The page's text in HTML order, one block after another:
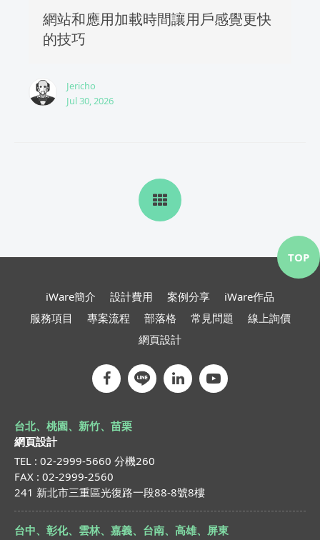
網站和應用加載時間讓用戶感覺更快
的技巧
Jericho
Jul 30, 2026
iWare簡介 設計費用 案例分享
iWare作品
服務項目
專案流程 部落格 常見問題
線上詢價
網頁設計
台北、桃園、新竹、苗栗
網頁設計
TEL : 02-2999-5660 分機260
FAX : 02-2999-2560
241 新北市三重區光復路一段88-8號8樓
台中、彰化、雲林、嘉義、台南、高雄、屏東
TOP